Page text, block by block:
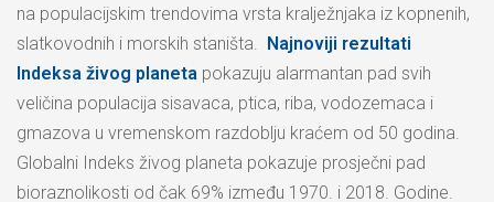
na populacijskim trendovima vrsta kralježnjaka iz kopnenih,
slatkovodnih i morskih staništa.
Najnoviji rezultati
Indeksa živog planeta pokazuju alarmantan pad svih
veličina populacija sisavaca, ptica, riba, vodozemaca i
gmazova u vremenskom razdoblju kraćem od 50 godina.
Globalni Indeks živog planeta pokazuje prosječni pad
bioraznolikosti od čak 69% između 1970. i 2018. Godine.